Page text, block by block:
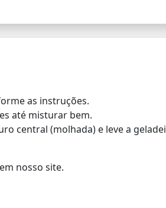
as instruções.
até misturar bem.
central (molhada) e leve a
nosso site.